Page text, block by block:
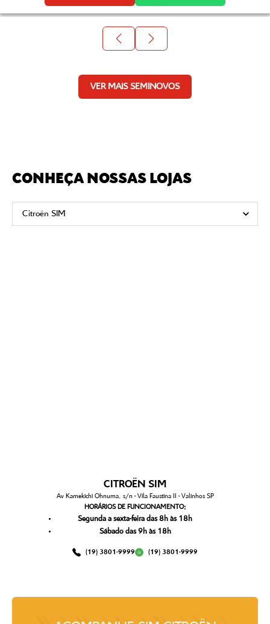
VER MAIS SEMINOVOS
CONHEÇA NOSSAS LOJAS
CITROËN SIM
Av Kamekichi Ohnuma, s/n - Vila Faustina II - Valinhos SP
HORÁRIOS DE FUNCIONAMENTO:
Segunda a sexta-feira das 8h às 18h
Sábado das 9h às 18h
(19) 3801-9999 (19) 3801-9999